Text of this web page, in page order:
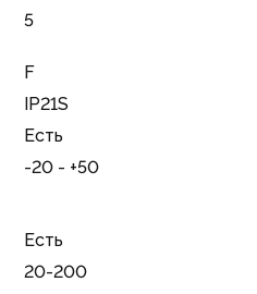
5
F
IP21S
Есть
-20 - +50
Есть
20-200